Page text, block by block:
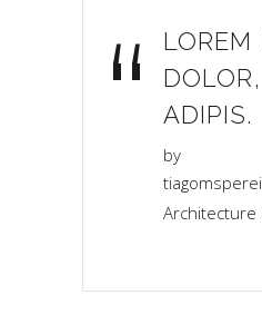
“
LOREM
ADIPIS.
by
Architecture